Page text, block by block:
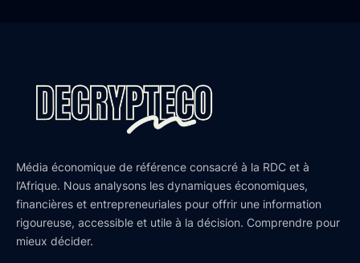
Média économique de référence consacré à la RDC et à
l’Afrique. Nous analysons les dynamiques économiques,
financières et entrepreneuriales pour offrir une information
rigoureuse, accessible et utile à la décision. Comprendre pour
mieux décider.